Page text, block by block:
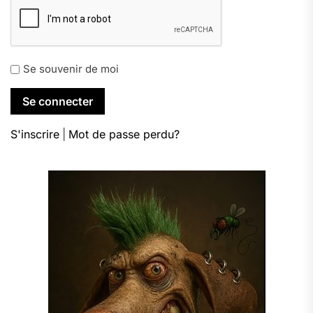
Se souvenir de moi
S'inscrire Mot de passe perdu?